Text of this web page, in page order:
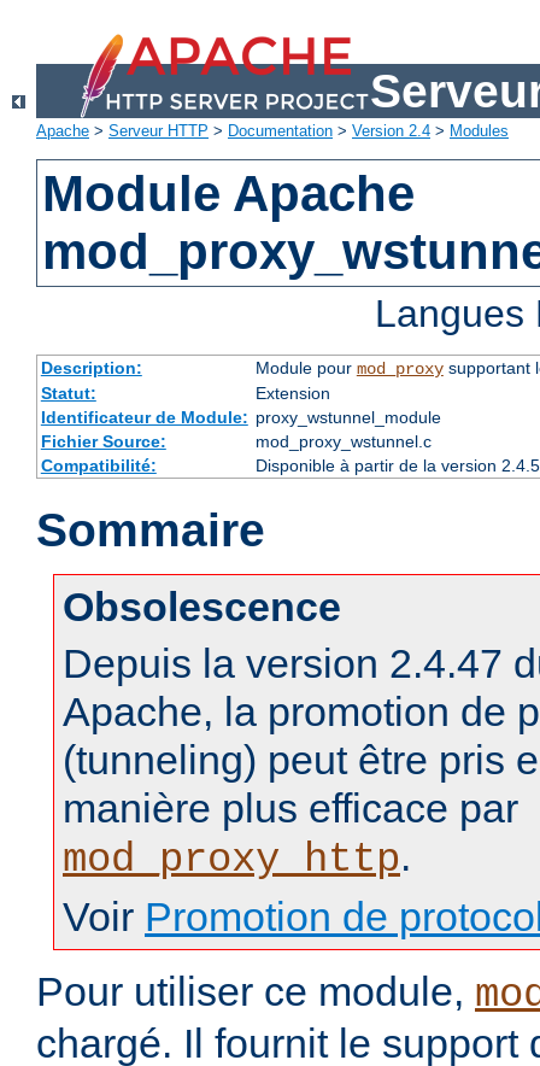
Apache > Serveur HTTP > Documentation > Version 2.4 > Modules
Module Apache
Description: Module pour mod_proxysupportant
Statut:
Extension
Identificateur de Module: proxy_wstunnel_module
Fichier Source:
mod_proxy_wstunnel.c
Compatibilité:
Disponible à partir de la version
Sommaire
Obsolescence
Depuis la version 2.4.47
Apache, la promotion de
(tunneling) peut être pris
manière plus efficace par
mod_proxy_http.
Voir Promotion de
Pour utiliser ce module,
chargé. Il fournit le support